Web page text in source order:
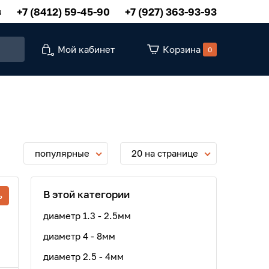
+7 (8412) 59-45-90 +7 (927) 363-93-93
Мой кабинет Корзина 0
популярные 20 на странице
В этой категории
диаметр 1.3 - 2.5мм
диаметр 4 - 8мм
диаметр 2.5 - 4мм